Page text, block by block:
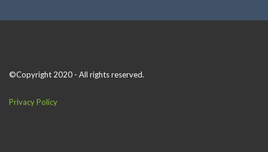
©Copyright 2020 - All rights reserved.
Privacy Policy